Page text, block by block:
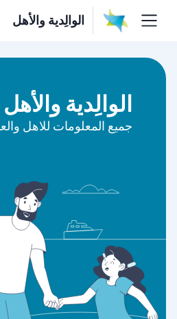
الوالِدية والأهل
الوالِدية والأهل
جميع المعلومات للاهل